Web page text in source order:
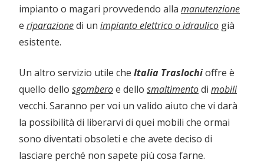
impianto o magari provvedendo alla manutenzione
e riparazionedi un impianto elettrico o idraulico già
esistente.
Un altro servizio utile che Italia Traslochioffre è
quello dello sgomberoe dello smaltimentodi mobili
vecchi. Saranno per voi un valido aiuto che vi darà
la possibilità di liberarvi di quei mobili che ormai
sono diventati obsoleti e che avete deciso di
lasciare perché non sapete più cosa farne.